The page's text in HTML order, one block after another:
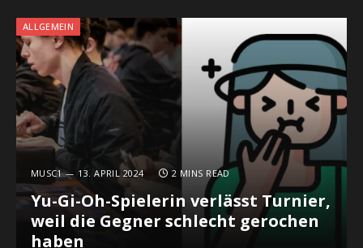
ALLGEMEIN
MUSC1 13. APRIL 2024 2 MINS READ
Yu-Gi-Oh-Spielerin verlässt Turnier,
weil die Gegner schlecht gerochen
haben